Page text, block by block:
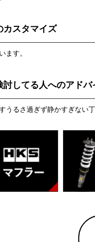
カスタマイズ
ます。
討してる人へのアドバ
うるさ過ぎず静かすぎない丁